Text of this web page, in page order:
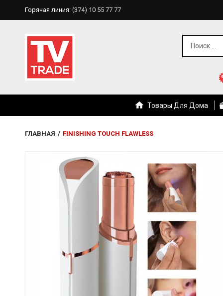
Горячая линия: (374) 10 55 77 77
Товары Для Дома
ГЛАВНАЯ / FINISHING TOUCH FLAWLESS